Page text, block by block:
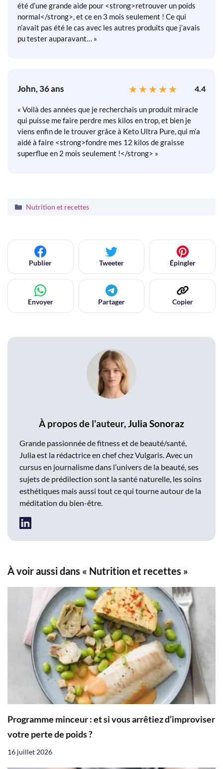
été d’une grande aide pour <strong>retrouver un poids
normal</strong>, et ce en 3 mois seulement ! Ce qui
n’avait pas été le cas avec les autres produits que j’avais
pu tester auparavant… »
John, 36 ans 4.4
« Voilà des années que je recherchais un produit miracle
qui puisse me faire perdre mes kilos en trop, et bien je
viens enfin de le trouver grâce à Keto Ultra Pure, qui m’a
aidé à faire <strong>fondre mes 12 kilos de graisse
superflue en 2 mois seulement !</strong> »
Catégories
Nutrition et recettes
Publier Tweeter Épingler
Envoyer Partager Copier
À propos de l'auteur,Julia Sonoraz
Grande passionnée de fitness et de beauté/santé,
Julia est la rédactrice en chef chez Vulgaris. Avec un
cursus en journalisme dans l’univers de la beauté, ses
sujets de prédilection sont la santé naturelle, les soins
esthétiques mais aussi tout ce qui tourne autour de la
méditation du bien-être.
À voir aussi dans « Nutrition et recettes »
Programme minceur : et si vous arrêtiez d’improviser
votre perte de poids ?
16 juillet 2026